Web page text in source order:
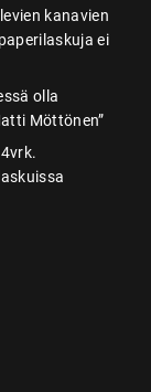
kanavien
ei
olla
Möttönen”